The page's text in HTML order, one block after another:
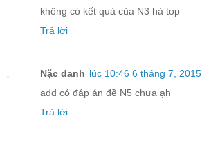
không có kết quả của N3 hả top
Trả lời
Nặc danh lúc 10:46 6 tháng 7, 2015
add có đáp án đề N5 chưa ạh
Trả lời